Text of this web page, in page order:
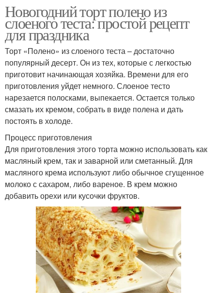
Новогодний торт полено из
слоеного теста: простой рецепт
для праздника
Торт «Полено» из слоеного теста – достаточно
популярный десерт. Он из тех, которые с легкостью
приготовит начинающая хозяйка. Времени для его
приготовления уйдет немного. Слоеное тесто
нарезается полосками, выпекается. Остается только
смазать их кремом, собрать в виде полена и дать
постоять в холоде.
Процесс приготовления
Для приготовления этого торта можно использовать как
масляный крем, так и заварной или сметанный. Для
масляного крема используют либо обычное сгущенное
молоко с сахаром, либо вареное. В крем можно
добавить орехи или кусочки фруктов.